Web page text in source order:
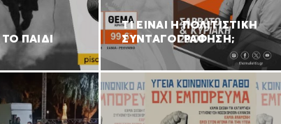
ΠΑΙΔΙ
ΤΙ ΕΙΝΑΙ Η ΠΟΛΙΤΙΣΤΙΚΗ
ΣΥΝΤΑΓΟΓΡΑΦΗΣΗ;